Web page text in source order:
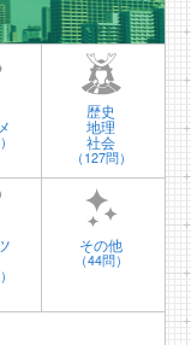
歴史
地理
社会
（127問）
その他
（44問）